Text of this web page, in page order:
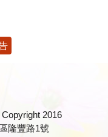
2016
隆豐路1號